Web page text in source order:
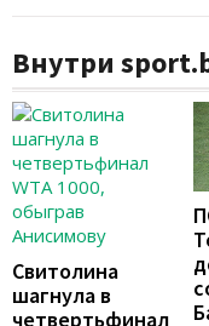
Внутри
Свитолина
шагнула в
четвертьфинал